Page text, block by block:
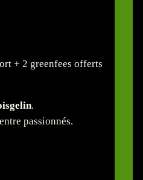
+ 2 greenfees offerts
.
passionnés.